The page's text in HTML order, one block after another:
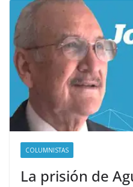
COLUMNISTAS
La prisión de